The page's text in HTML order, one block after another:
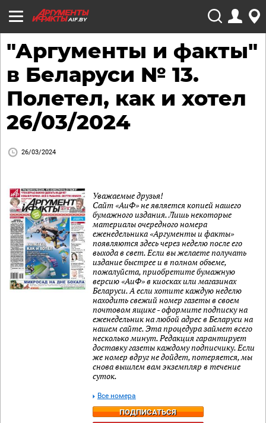
AIF.BY
"Аргументы и факты"
в Беларуси № 13.
Полетел, как и хотел
26/03/2024
26/03/2024
Уважаемые друзья!
Сайт «АиФ» не является копией нашего
бумажного издания. Лишь некоторые
материалы очередного номера
еженедельника «Аргументы и факты»
появляются здесь через неделю после его
выхода в свет. Если вы желаете получать
издание быстрее и в полном объеме,
пожалуйста, приобретите бумажную
версию «АиФ» в киосках или магазинах
Беларуси. А если хотите каждую неделю
находить свежий номер газеты в своем
почтовом ящике - оформите подписку на
еженедельник на любой адрес в Беларуси на
нашем сайте. Эта процедура займет всего
несколько минут. Редакция гарантирует
доставку газеты каждому подписчику. Если
же номер вдруг не дойдет, потеряется, мы
снова вышлем вам экземпляр в течение
суток.
ПОДПИСАТЬСЯ
Все номера